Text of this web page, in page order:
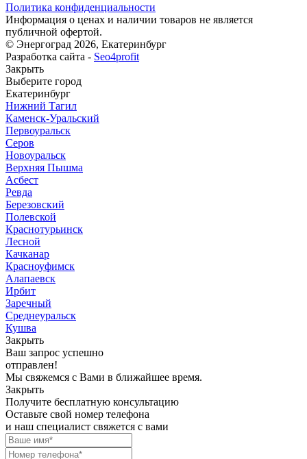
Политика конфиденциальности
Информация о ценах и наличии товаров не является
публичной офертой.
© Энергоград 2026, Екатеринбург
Разработка сайта - Seo4profit
Закрыть
Выберите город
Екатеринбург
Нижний Тагил
Каменск-Уральский
Первоуральск
Серов
Новоуральск
Верхняя Пышма
Асбест
Ревда
Березовский
Полевской
Краснотурьинск
Лесной
Качканар
Красноуфимск
Алапаевск
Ирбит
Заречный
Среднеуральск
Кушва
Закрыть
Ваш запрос успешно
отправлен!
Мы свяжемся с Вами в ближайшее время.
Закрыть
Получите бесплатную консультацию
Оставьте свой номер телефона
и наш специалист свяжется с вами